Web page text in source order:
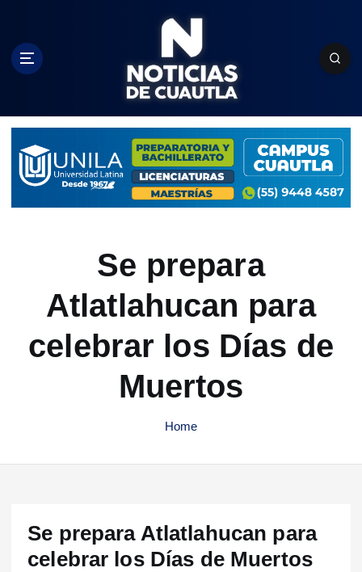
c
Se prepara
Atlatlahucan para
celebrar los Días de
Muertos
Home
Se prepara Atlatlahucan para
celebrar los Días de Muertos